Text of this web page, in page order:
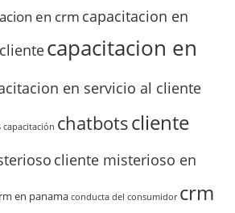
en crm capacitacion en
capacitacion en
en servicio al cliente
capacitación chatbotscliente
cliente misterioso en
en panama conducta del consumidor crm